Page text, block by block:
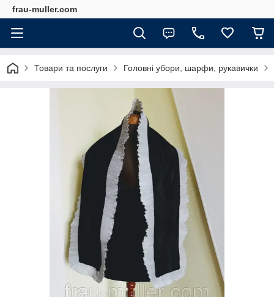
frau-muller.com
Товари та послуги Головні убори, шарфи, рукавички